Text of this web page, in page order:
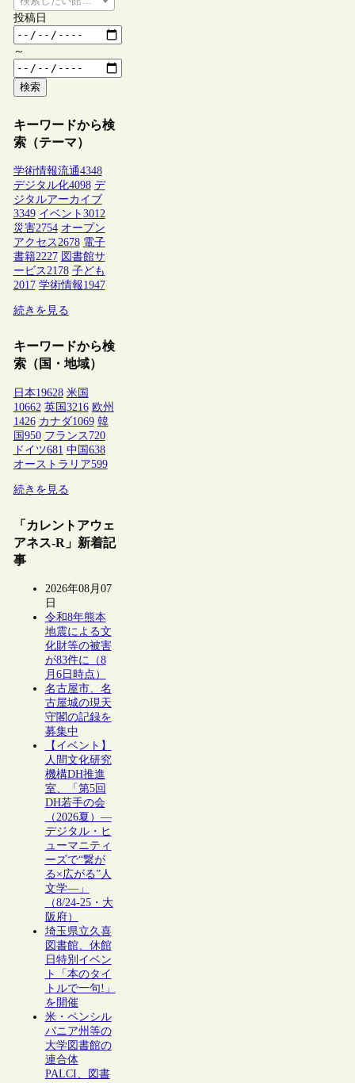
投稿日
～
検索
キーワードから検
索（テーマ）
学術情報流通4348
デジタル化4098 デ
ジタルアーカイブ
3349 イベント 3012
災害2754 オープン
アクセス2678 電子
書籍2227 図書館サ
ービス2178 子ども
2017 学術情報1947
続きを見る
キーワードから検
索（国・地域）
日本19628 米国
10662 英国 3216 欧州
1426 カナダ1069 韓
国 950 フランス 720
ドイツ681 中国 638
オーストラリア599
続きを見る
「カレントアウェ
アネス-R」新着記
事
2026年08月07
日
令和8年熊本
地震による文
化財等の被害
が83件に（8
月6日時点）
名古屋市、名
古屋城の現天
守閣の記録を
募集中
【イベント】
人間文化研究
機構DH推進
室、「第5回
DH若手の会
（2026夏）―
デジタル・ヒ
ューマニティ
ーズで“繋が
る×広がる”人
文学―」
（8/24-25・大
阪府）
埼玉県立久喜
図書館、休館
日特別イベン
ト「本のタイ
トルで一句!」
を開催
米・ペンシル
バニア州等の
大学図書館の
連合体
PALCI、図書